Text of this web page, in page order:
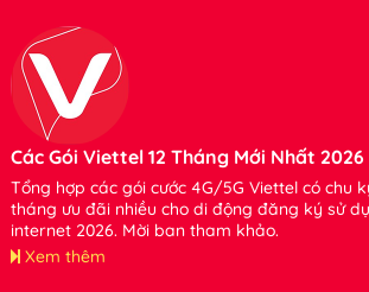
Các Gói Viettel 12 Tháng Mới Nhất 2026
Tổng hợp các gói cước 4G/5G Viettel có chu
tháng ưu đãi nhiều cho di động đăng ký sử
internet 2026. Mời bạn tham khảo.
Xem thêm